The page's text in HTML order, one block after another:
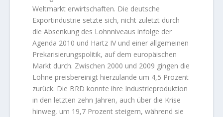
Weltmarkt erwirtschaften. Die deutsche
Exportindustrie setzte sich, nicht zuletzt durch
die Absenkung des Lohnniveaus infolge der
Agenda 2010 und Hartz IV und einer allgemeinen
Prekarisierungspolitik, auf dem europäischen
Markt durch. Zwischen 2000 und 2009 gingen die
Löhne preisbereinigt hierzulande um 4,5 Prozent
zurück. Die BRD konnte ihre Industrieproduktion
in den letzten zehn Jahren, auch über die Krise
hinweg, um 19,7 Prozent steigern, während sie